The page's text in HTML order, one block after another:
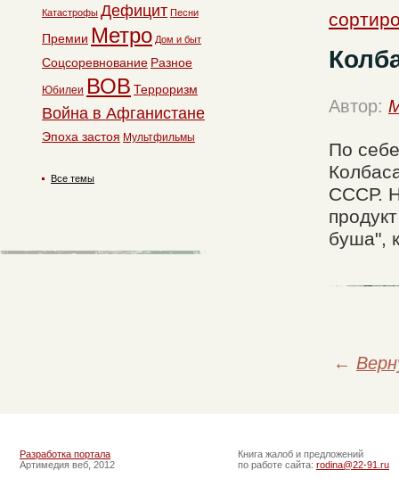
Автор:
По
СССР.
буша",
←
Катастрофы Дефицит Песни
Премии Метро Дом и быт
Соцсоревнование Разное
Юбилеи ВОВ Терроризм
Война в Афганистане
Эпоха застоя Мультфильмы
Все темы
Разработка портала
Артимедия веб, 2012
Книга жалоб и предложений
по работе сайта: rodina@22-91.ru